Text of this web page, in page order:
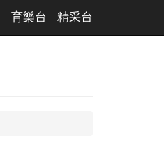
育樂台 精采台